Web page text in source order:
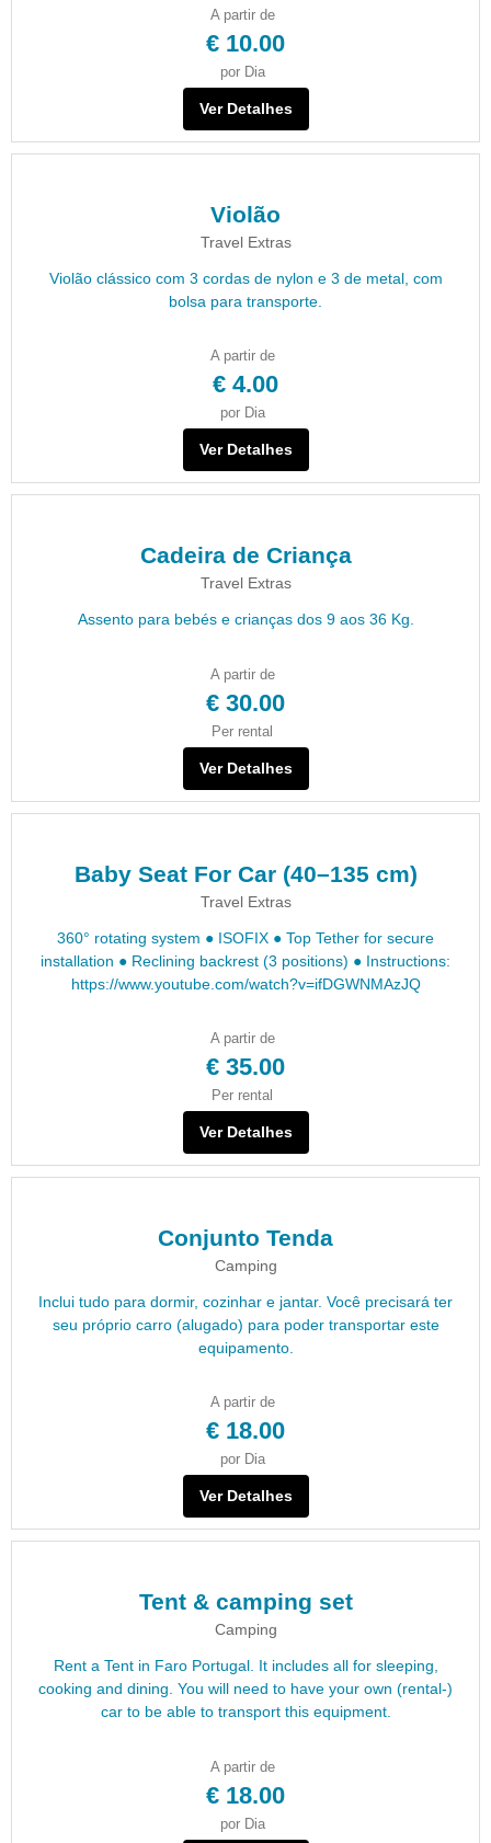
A partir de
€ 10.00
por Dia
Ver Detalhes
Violão
Travel Extras
Violão clássico com 3 cordas de nylon e 3 de metal, com
bolsa para transporte.
A partir de
€ 4.00
por Dia
Ver Detalhes
Cadeira de Criança
Travel Extras
Assento para bebés e crianças dos 9 aos 36 Kg.
A partir de
€ 30.00
Per rental
Ver Detalhes
Baby Seat For Car (40–135 cm)
Travel Extras
360° rotating system ● ISOFIX ● Top Tether for secure
installation ● Reclining backrest (3 positions) ● Instructions:
https://www.youtube.com/watch?v=ifDGWNMAzJQ
A partir de
€ 35.00
Per rental
Ver Detalhes
Conjunto Tenda
Camping
Inclui tudo para dormir, cozinhar e jantar. Você precisará ter
seu próprio carro (alugado) para poder transportar este
equipamento.
A partir de
€ 18.00
por Dia
Ver Detalhes
Tent & camping set
Camping
Rent a Tent in Faro Portugal. It includes all for sleeping,
cooking and dining. You will need to have your own (rental-)
car to be able to transport this equipment.
A partir de
€ 18.00
por Dia